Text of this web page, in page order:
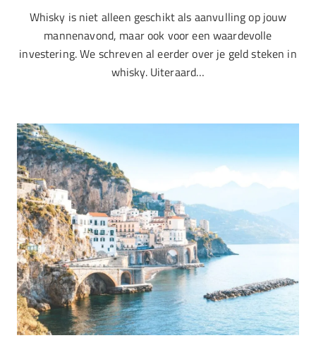
Whisky is niet alleen geschikt als aanvulling op jouw
mannenavond, maar ook voor een waardevolle
investering. We schreven al eerder over je geld steken in
whisky. Uiteraard…